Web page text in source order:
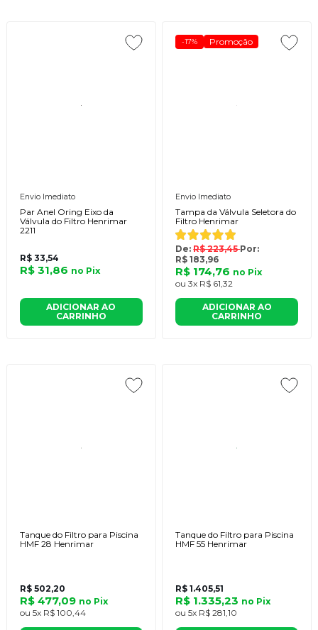
Envio Imediato
Par Anel Oring Eixo da
Válvula do Filtro Henrimar
2211
R$ 33,54
R$ 31,86 no Pix
ADICIONAR AO
CARRINHO
-17% Promoção
Envio Imediato
Tampa da Válvula Seletora do
Filtro Henrimar
De: R$ 223,45Por:
R$ 183,96
R$ 174,76 no Pix
ou 3x R$ 61,32
ADICIONAR AO
CARRINHO
Tanque do Filtro para Piscina
HMF 28 Henrimar
R$ 502,20
R$ 477,09 no Pix
ou 5x R$ 100,44
Tanque do Filtro para Piscina
HMF 55 Henrimar
R$ 1.405,51
R$ 1.335,23 no Pix
ou 5x R$ 281,10